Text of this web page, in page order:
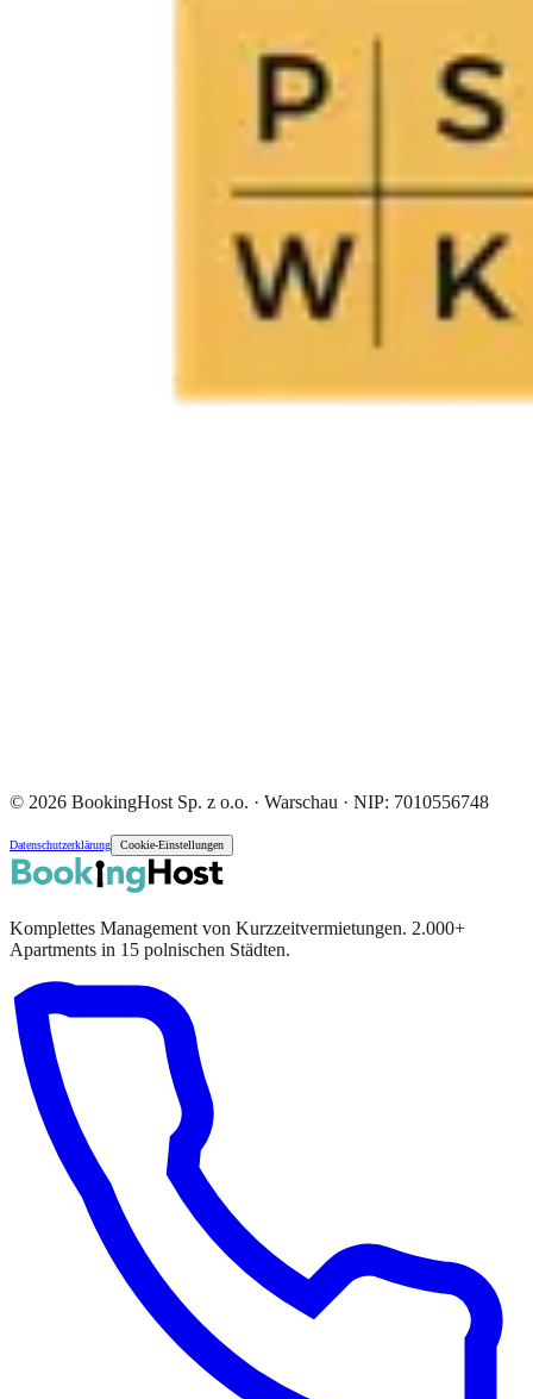
© 2026 BookingHost Sp. z o.o. · Warschau · NIP: 7010556748
Datenschutzerklärung Cookie-Einstellungen
Komplettes Management von Kurzzeitvermietungen. 2.000+
Apartments in 15 polnischen Städten.